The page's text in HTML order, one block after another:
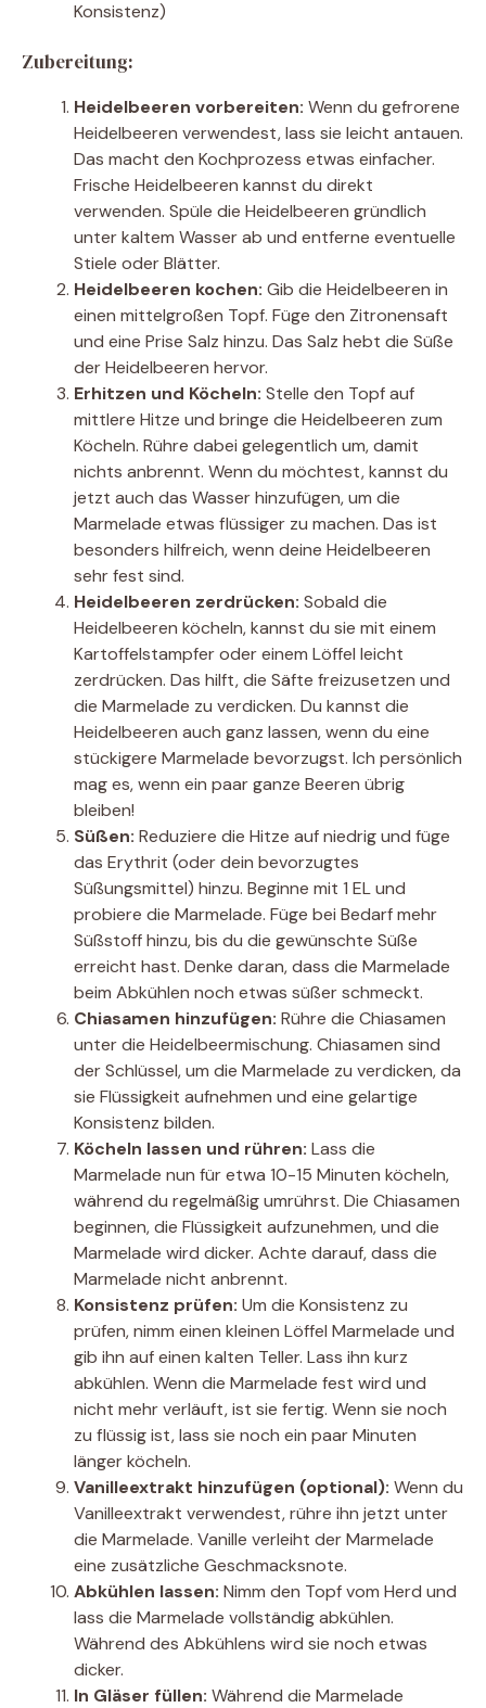
Konsistenz)
Zubereitung:
Heidelbeeren vorbereiten: Wenn du gefrorene
Heidelbeeren verwendest, lass sie leicht antauen.
Das macht den Kochprozess etwas einfacher.
Frische Heidelbeeren kannst du direkt
verwenden. Spüle die Heidelbeeren gründlich
unter kaltem Wasser ab und entferne eventuelle
Stiele oder Blätter.
Heidelbeeren kochen: Gib die Heidelbeeren in
einen mittelgroßen Topf. Füge den Zitronensaft
und eine Prise Salz hinzu. Das Salz hebt die Süße
der Heidelbeeren hervor.
Erhitzen und Köcheln: Stelle den Topf auf
mittlere Hitze und bringe die Heidelbeeren zum
Köcheln. Rühre dabei gelegentlich um, damit
nichts anbrennt. Wenn du möchtest, kannst du
jetzt auch das Wasser hinzufügen, um die
Marmelade etwas flüssiger zu machen. Das ist
besonders hilfreich, wenn deine Heidelbeeren
sehr fest sind.
Heidelbeeren zerdrücken: Sobald die
Heidelbeeren köcheln, kannst du sie mit einem
Kartoffelstampfer oder einem Löffel leicht
zerdrücken. Das hilft, die Säfte freizusetzen und
die Marmelade zu verdicken. Du kannst die
Heidelbeeren auch ganz lassen, wenn du eine
stückigere Marmelade bevorzugst. Ich persönlich
mag es, wenn ein paar ganze Beeren übrig
bleiben!
Süßen: Reduziere die Hitze auf niedrig und füge
das Erythrit (oder dein bevorzugtes
Süßungsmittel) hinzu. Beginne mit 1 EL und
probiere die Marmelade. Füge bei Bedarf mehr
Süßstoff hinzu, bis du die gewünschte Süße
erreicht hast. Denke daran, dass die Marmelade
beim Abkühlen noch etwas süßer schmeckt.
Chiasamen hinzufügen: Rühre die Chiasamen
unter die Heidelbeermischung. Chiasamen sind
der Schlüssel, um die Marmelade zu verdicken, da
sie Flüssigkeit aufnehmen und eine gelartige
Konsistenz bilden.
Köcheln lassen und rühren: Lass die
Marmelade nun für etwa 10-15 Minuten köcheln,
während du regelmäßig umrührst. Die Chiasamen
beginnen, die Flüssigkeit aufzunehmen, und die
Marmelade wird dicker. Achte darauf, dass die
Marmelade nicht anbrennt.
Konsistenz prüfen: Um die Konsistenz zu
prüfen, nimm einen kleinen Löffel Marmelade und
gib ihn auf einen kalten Teller. Lass ihn kurz
abkühlen. Wenn die Marmelade fest wird und
nicht mehr verläuft, ist sie fertig. Wenn sie noch
zu flüssig ist, lass sie noch ein paar Minuten
länger köcheln.
Vanilleextrakt hinzufügen (optional): Wenn du
Vanilleextrakt verwendest, rühre ihn jetzt unter
die Marmelade. Vanille verleiht der Marmelade
eine zusätzliche Geschmacksnote.
Abkühlen lassen: Nimm den Topf vom Herd und
lass die Marmelade vollständig abkühlen.
Während des Abkühlens wird sie noch etwas
dicker.
In Gläser füllen: Während die Marmelade